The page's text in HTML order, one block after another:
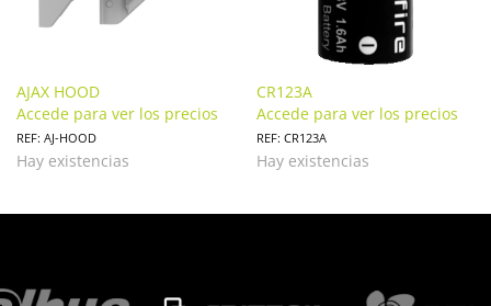
AJAX HOOD
Accede para ver los precios
REF: AJ-HOOD
Hay existencias
CR123A
Accede para ver los precios
REF: CR123A
Hay existencias